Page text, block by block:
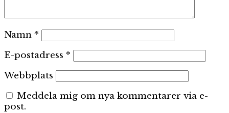
Namn *
E-postadress *
Webbplats
Meddela mig om nya kommentarer via e-
post.